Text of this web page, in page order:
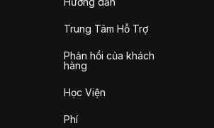
Trung Tâm Hỗ Trợ
Phản hồi của khách
hàng
Học Viện
Phí